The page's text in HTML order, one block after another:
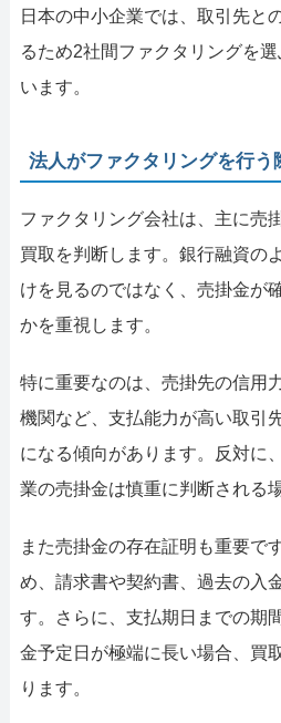
日本の中小企業では、取引先と
るため2社間ファクタリングを
います。
法人がファクタリングを行う
ファクタリング会社は、主に売
買取を判断します。銀行融資の
けを見るのではなく、売掛金が
かを重視します。
特に重要なのは、売掛先の信用
機関など、支払能力が高い取引
になる傾向があります。反対に
業の売掛金は慎重に判断される
また売掛金の存在証明も重要で
め、請求書や契約書、過去の入
す。さらに、支払期日までの期
金予定日が極端に長い場合、買
ります。